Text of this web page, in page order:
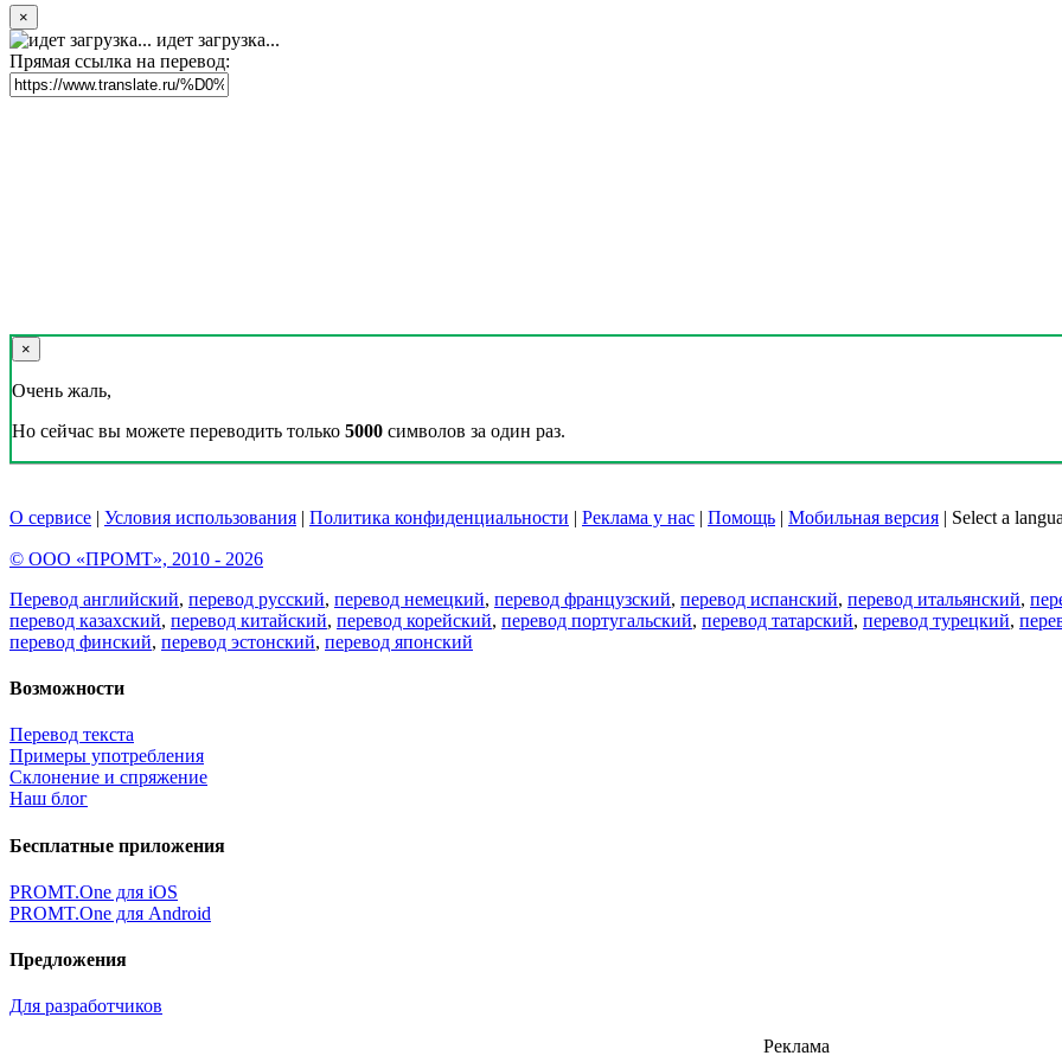
×
идет загрузка...
Прямая ссылка на перевод:
×
Очень жаль,
Но сейчас вы можете переводить только 5000 символов за один раз.
О сервисе | Условия использования | Политика конфиденциальности | Реклама у нас | Помощь | Мобильная версия | Select a
© ООО «ПРОМТ», 2010 - 2026
Перевод английский, перевод русский, перевод немецкий, перевод французский, перевод испанский, перевод итальянский,
перевод казахский, перевод китайский, перевод корейский, перевод португальский, перевод татарский, перевод турецкий,
перевод финский, перевод эстонский, перевод японский
Возможности
Перевод текста
Примеры употребления
Склонение и спряжение
Наш блог
Бесплатные приложения
PROMT.One для iOS
PROMT.One для Android
Предложения
Для разработчиков
Реклама